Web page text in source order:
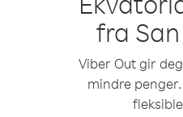
fra
Viber Out gir
mindre